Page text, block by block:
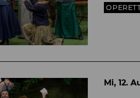
lieh dem Adam seinen
Baronin Adelaide von
Mi, 12.